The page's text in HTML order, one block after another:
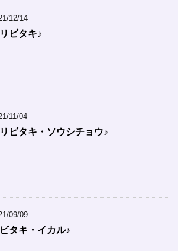
12/14
ビタキ♪
11/04
ビタキ・ソウシチョウ♪
09/09
タキ・イカル♪